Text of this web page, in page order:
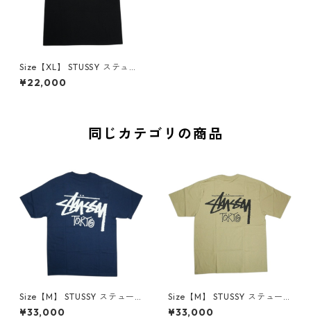
Size【XL】 STUSSY ステュー
シー 26SS BOX CROWN TEE
BLACK Tシャツ 黒 【新古品・
¥22,000
同じカテゴリの商品
Size【M】 STUSSY ステュー
シー STOCK TOKYO TEE NAV
Y 東京限定Tシャツ 紺 【新古
¥33,000
Size【M】 STUSSY ステュー
シー STOCK TOKYO TEE KAH
KI 東京限定Tシャツ ベージュ
¥33,000